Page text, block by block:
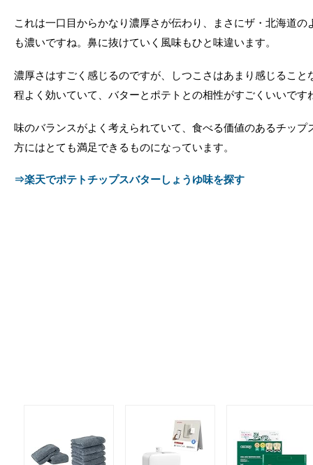
これは一口目からかなり濃厚さが伝わり、まさにザ・北海道
も濃いですね。鼻に抜けていく風味もひと味違います。
濃厚さはすごく感じるのですが、しつこさはあまり感じるこ
程よく効いていて、バターとポテトとの相性がすごくいいです
味のバランスがよく考えられていて、食べる価値のあるチッ
方にはとても満足できるものになっています。
⇒楽天でポテトチップスバターしょうゆ味を探す